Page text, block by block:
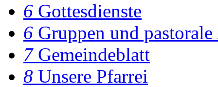
6 Gottesdienste
6 Gruppen und
7 Gemeindeblatt
8 Unsere Pfarrei